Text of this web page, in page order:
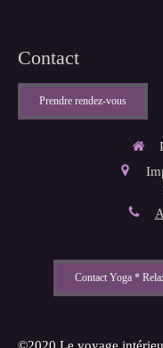
Contact
Prendre rendez-vous
Contact Yoga *